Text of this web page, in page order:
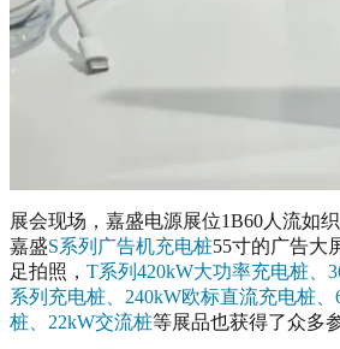
展会现场，嘉盛电源展位1B60人流如
嘉盛S系列广告机充电桩55寸的广告大
足拍照， T系列420kW大功率充电桩、
系列充电桩 、240kW欧标直流充电桩
桩 、22kW交流桩等展品也获得了众多